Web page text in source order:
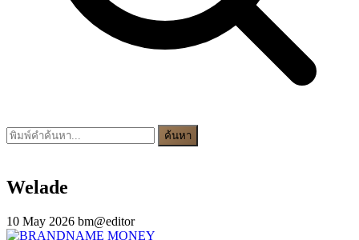
ค้นหา
Welade
10 May 2026 bm@editor